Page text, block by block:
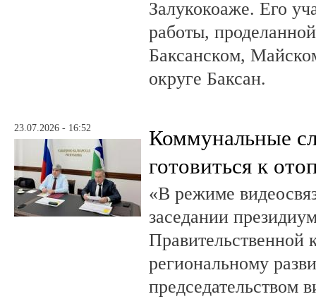
Залукокоаже. Его
работы,
Баксанском,
округе Баксан.
23.07.2026 - 16:52
Коммунальные
готовиться к
«В режиме
заседании
Правительственной
региональному
председательством